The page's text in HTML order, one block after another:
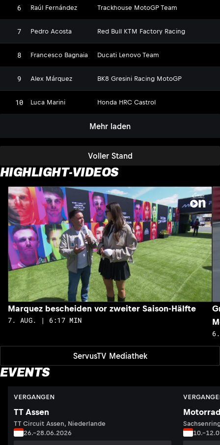
Voller Stand
6 Raúl Fernández Trackhouse MotoGP Team
7 Pedro Acosta Red Bull KTM Factory Racing
8 Francesco Bagnaia Ducati Lenovo Team
9 Alex Márquez BK8 Gresini Racing MotoGP
10 Luca Marini Honda HRC Castrol
Mehr laden
HIGHLIGHT-VIDEOS
ServusTV Mediathek
Marquez bescheiden vor zweiter Saison-Hälfte
7. AUG. | 6:17 MIN
EVENTS
VERGANGEN
TT Assen
TT Circuit Assen, Niederlande
26.–28.06.2026